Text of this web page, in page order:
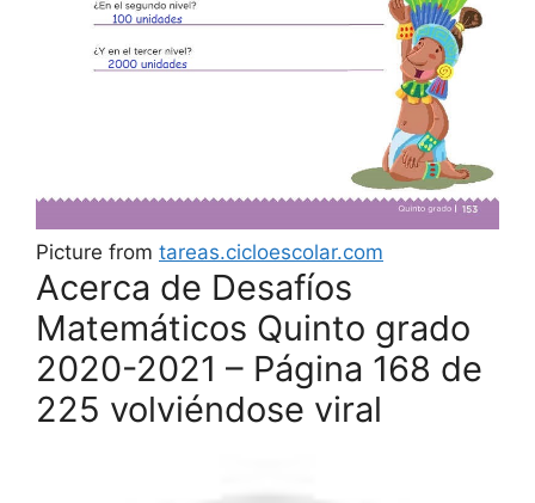
Picture from tareas.cicloescolar.com
Acerca de Desafíos
Matemáticos Quinto grado
2020-2021 – Página 168 de
225 volviéndose viral